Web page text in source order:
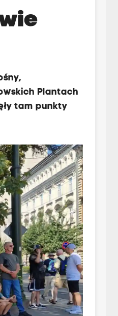
Plantach
tam punkty